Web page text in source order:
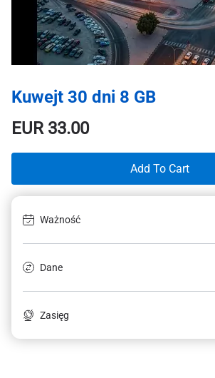
Kuwejt 30 dni 8 GB
EUR33.00
Add To Cart
Ważność
Dane
Zasięg